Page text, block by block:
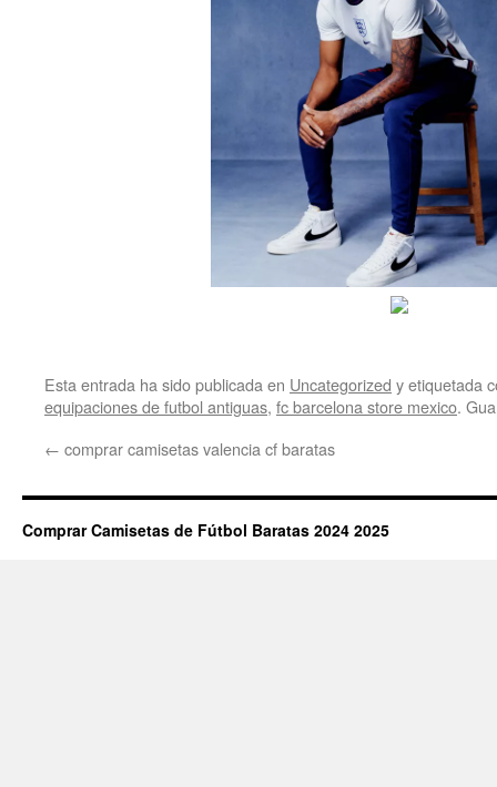
Esta entrada ha sido publicada en Uncategorized y etiquetada
equipaciones de futbol antiguas, fc barcelona store mexico.
← comprar camisetas valencia cf baratas
Comprar Camisetas de Fútbol Baratas 2024 2025